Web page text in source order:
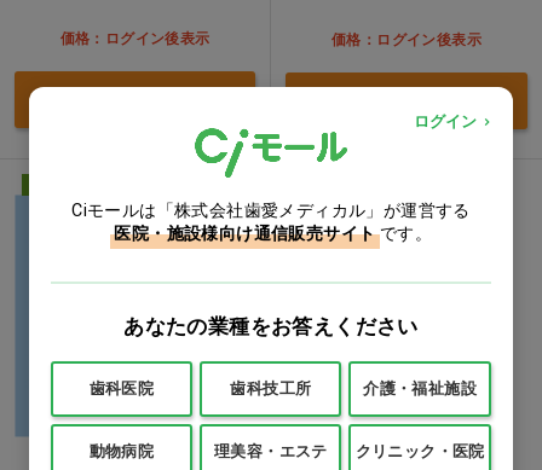
価格：ログイン後表示 価格：ログイン後表示
ログイン
Ciモールは「株式会社歯愛メディカル」が運営する
医院・施設様向け通信販売サイト です。
あなたの業種をお答えください
歯科医院 歯科技工所 介護・福祉施設
動物病院 理美容・エステ クリニック・医院